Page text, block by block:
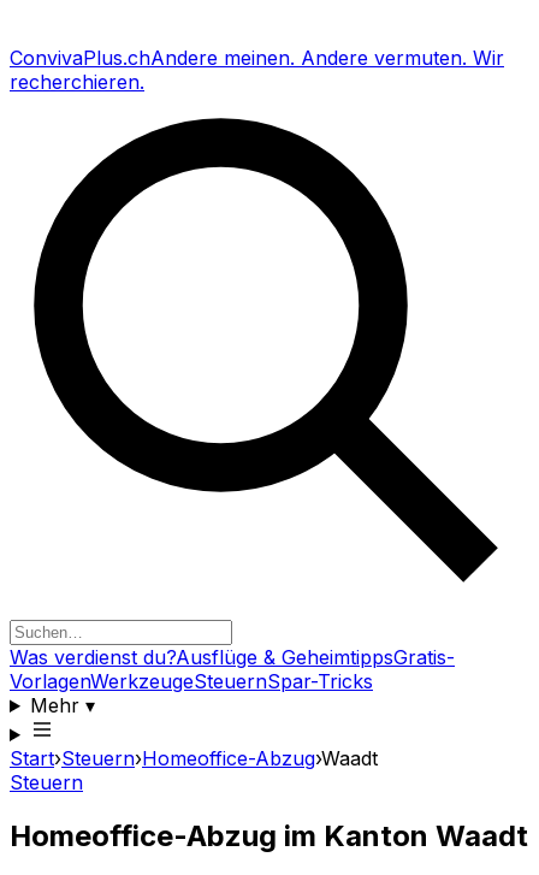
ConvivaPlus.chAndere meinen. Andere vermuten. Wir
recherchieren.
Was verdienst du?Ausflüge & GeheimtippsGratis-
VorlagenWerkzeugeSteuernSpar-Tricks
Mehr▾
Start›Steuern›Homeoffice-Abzug›Waadt
Steuern
Homeoffice-Abzug im Kanton Waadt